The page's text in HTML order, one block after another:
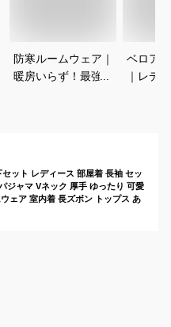
防寒ルームウェア｜
暖房いらず！最強に
ベロア
｜レデ
ット レディース 部屋着 長袖 セッ
ジャマ Vネック 厚手 ゆったり 可愛
ェア 室内着 長ズボン トップス あ